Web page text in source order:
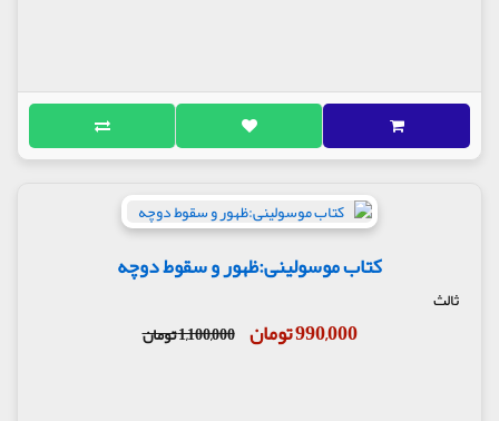
کتاب موسولینی:ظهور و سقوط دوچه
ثالث
990,000 تومان 1,100,000 تومان